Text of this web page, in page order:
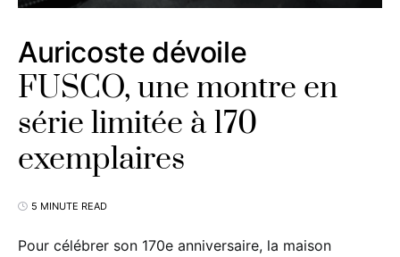
Auricoste dévoile
FUSCO, une montre en
série limitée à 170
exemplaires
5 MINUTE READ
Pour célébrer son 170e anniversaire, la maison